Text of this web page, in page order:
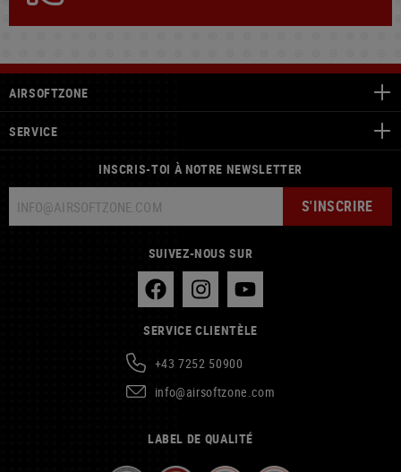
AIRSOFTZONE
SERVICE
INSCRIS-TOI À NOTRE NEWSLETTER
S'INSCRIRE
SUIVEZ-NOUS SUR
SERVICE CLIENTÈLE
+43 7252 50900
info@airsoftzone.com
LABEL DE QUALITÉ